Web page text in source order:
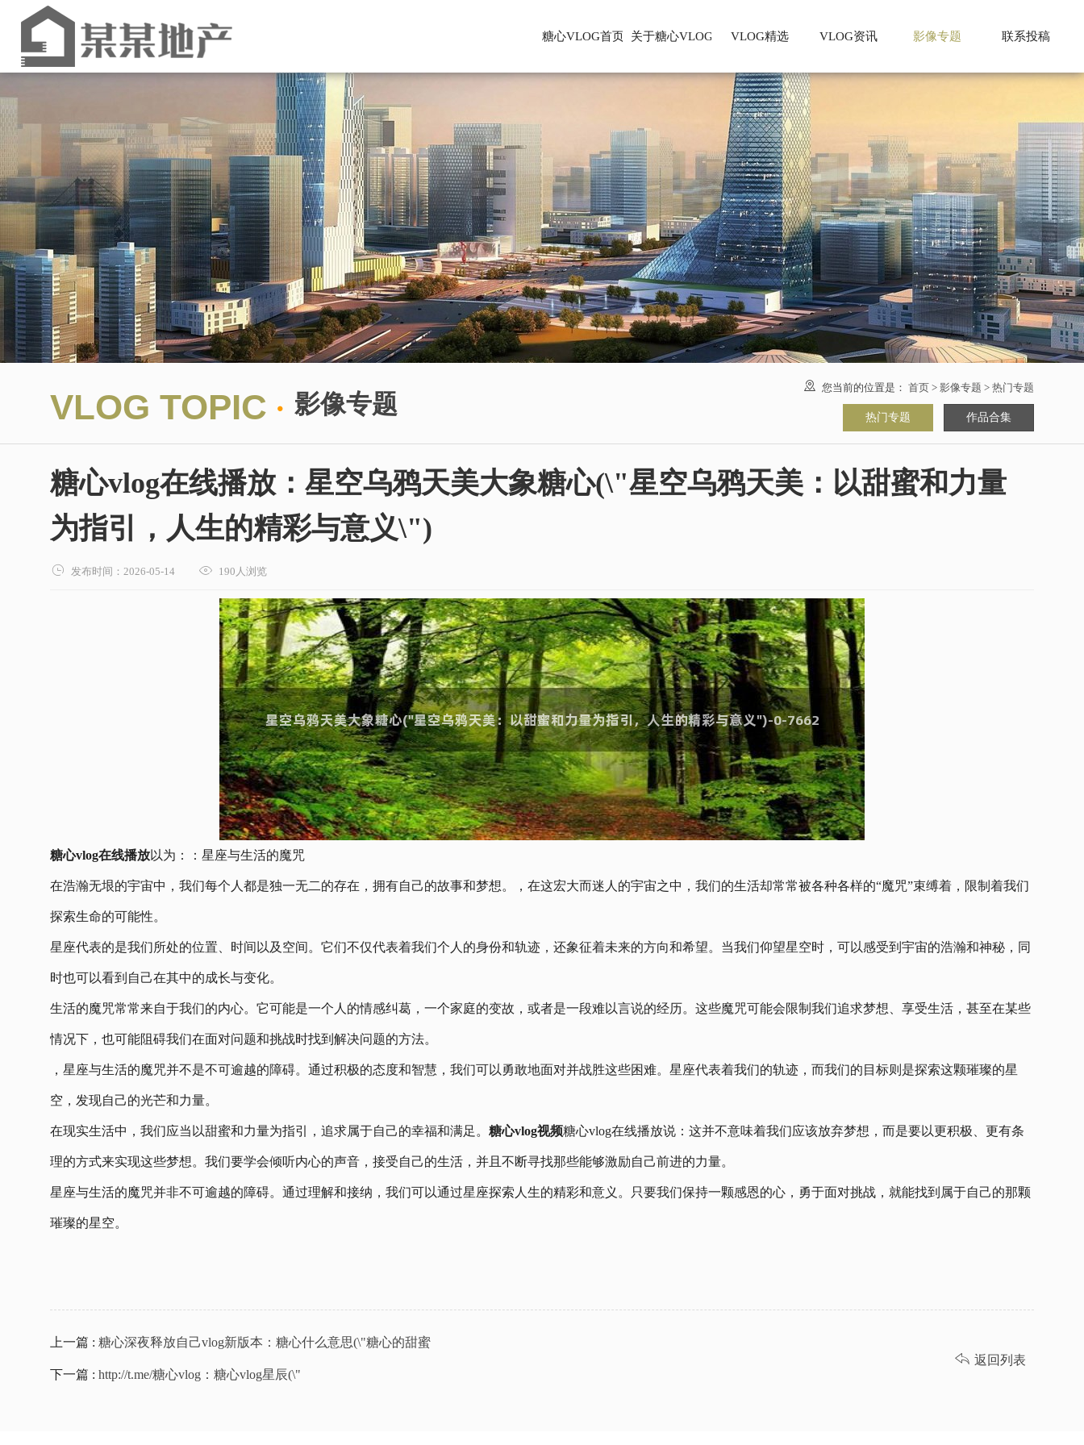
糖心VLOG首页 关于糖心VLOG VLOG精选 VLOG资讯 影像专题 联系投稿
VLOG TOPIC · 影像专题
 您当前的位置是： 首页 > 影像专题 > 热门专题
热门专题 作品合集
糖心vlog在线播放：星空乌鸦天美大象糖心(\"星空乌鸦天美：以甜蜜和力量
为指引，人生的精彩与意义\")
 发布时间：2026-05-14  190人浏览
糖心vlog在线播放以为：：星座与生活的魔咒
在浩瀚无垠的宇宙中，我们每个人都是独一无二的存在，拥有自己的故事和梦想。，在这宏大而迷人的宇宙之中，我们的生活却常常被各种各样的“魔咒”束缚着，限制着我们
探索生命的可能性。
星座代表的是我们所处的位置、时间以及空间。它们不仅代表着我们个人的身份和轨迹，还象征着未来的方向和希望。当我们仰望星空时，可以感受到宇宙的浩瀚和神秘，同
时也可以看到自己在其中的成长与变化。
生活的魔咒常常来自于我们的内心。它可能是一个人的情感纠葛，一个家庭的变故，或者是一段难以言说的经历。这些魔咒可能会限制我们追求梦想、享受生活，甚至在某些
情况下，也可能阻碍我们在面对问题和挑战时找到解决问题的方法。
，星座与生活的魔咒并不是不可逾越的障碍。通过积极的态度和智慧，我们可以勇敢地面对并战胜这些困难。星座代表着我们的轨迹，而我们的目标则是探索这颗璀璨的星
空，发现自己的光芒和力量。
在现实生活中，我们应当以甜蜜和力量为指引，追求属于自己的幸福和满足。 糖心vlog视频糖心vlog在线播放说：这并不意味着我们应该放弃梦想，而是要以更积极、更有条
理的方式来实现这些梦想。我们要学会倾听内心的声音，接受自己的生活，并且不断寻找那些能够激励自己前进的力量。
星座与生活的魔咒并非不可逾越的障碍。通过理解和接纳，我们可以通过星座探索人生的精彩和意义。只要我们保持一颗感恩的心，勇于面对挑战，就能找到属于自己的那颗
璀璨的星空。
上一篇 : 糖心深夜释放自己vlog新版本：糖心什么意思(\"糖心的甜蜜
下一篇 : http://t.me/糖心vlog：糖心vlog星辰(\"
 返回列表